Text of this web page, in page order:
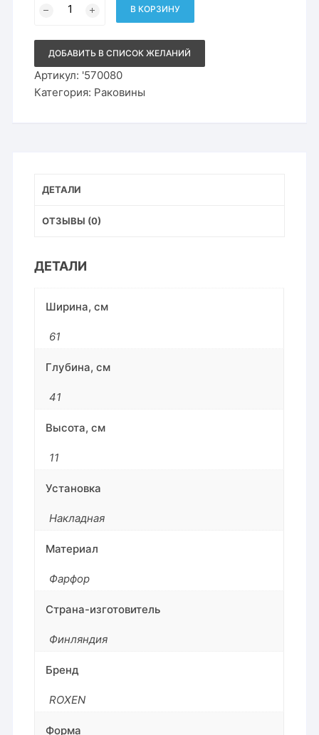
товара
столешницу
Roxen
Amandi
570080
В КОРЗИНУ
ДОБАВИТЬ В СПИСОК ЖЕЛАНИЙ
Артикул: '570080
Категория: Раковины
ДЕТАЛИ
ОТЗЫВЫ (0)
ДЕТАЛИ
Ширина, см
61
Глубина, см
41
Высота, см
11
Установка
Накладная
Материал
Фарфор
Страна-изготовитель
Финляндия
Бренд
ROXEN
Форма